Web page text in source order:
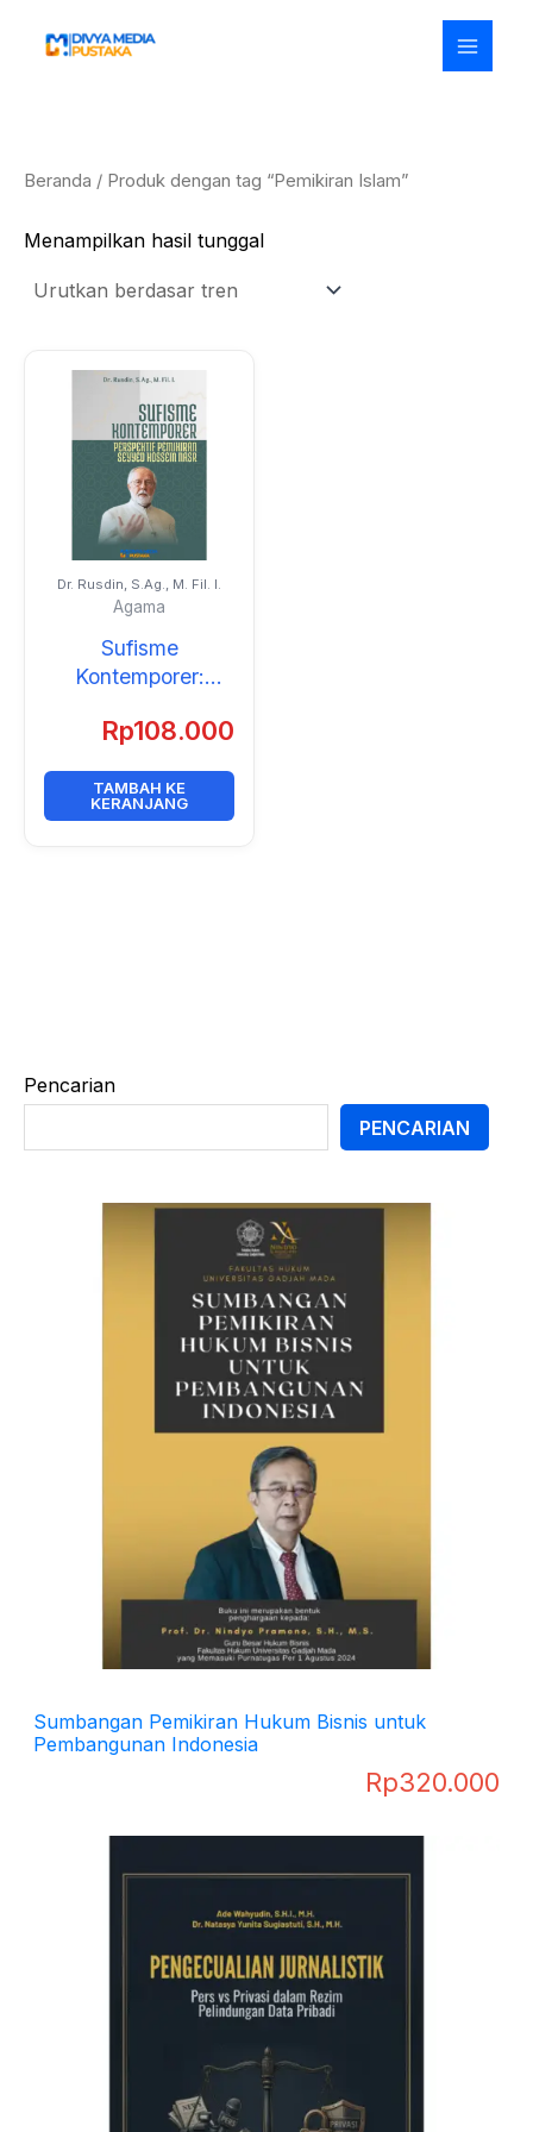
Pencarian
PENCARIAN
Sumbangan Pemikiran Hukum Bisnis untuk
Pembangunan Indonesia
Rp320.000
Beranda / Produk dengan tag “Pemikiran Islam”
Menampilkan hasil tunggal
Dr. Rusdin, S.Ag., M. Fil. I.
Agama
Sufisme
Kontemporer:
Pemikiran Seyyed
Rp108.000
TAMBAH KE
KERANJANG